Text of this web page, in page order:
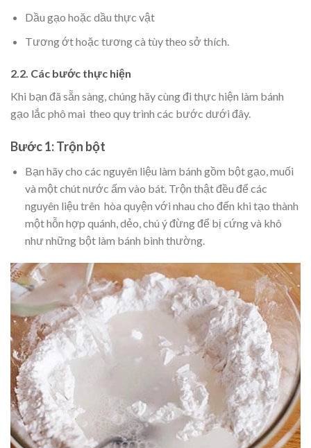
Dầu gạo hoặc dầu thực vật
Tương ớt hoặc tương cà tùy theo sở thích.
2.2. Các bước thực hiện
Khi bạn đã sẵn sàng, chúng hãy cùng đi thực hiện làm bánh
gạo lắc phô mai theo quy trình các bước dưới đây.
Bước 1: Trộn bột
Bạn hãy cho các nguyên liệu làm bánh gồm bột gạo, muối
và một chút nước ấm vào bát. Trộn thật đều để các
nguyên liệu trên hòa quyện với nhau cho đến khi tạo thành
một hỗn hợp quánh, dẻo, chú ý đừng để bị cứng và khô
như những bột làm bánh bình thường.